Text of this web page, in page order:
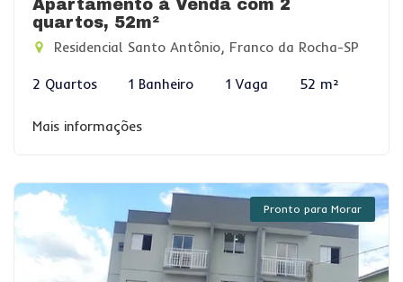
Apartamento à Venda com 2
quartos, 52m²
Residencial Santo Antônio, Franco da Rocha-SP
2 Quartos 1 Banheiro 1 Vaga 52 m²
Mais informações
Pronto para Morar